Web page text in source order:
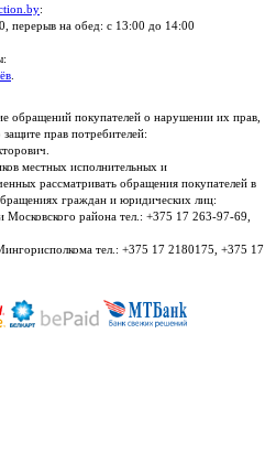
:
перерыв на обед: с 13:00 до 14:00
обращений покупателей о нарушении их прав,
прав потребителей:
местных исполнительных и
рассматривать обращения покупателей в
граждан и юридических лиц:
Московского района тел.: +375 17 263-97-69,
тел.: +375 17 2180175, +375 17